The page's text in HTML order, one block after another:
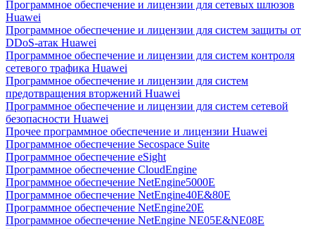
Программное обеспечение и лицензии для сетевых шлюзов
Huawei
Программное обеспечение и лицензии для систем защиты от
DDoS-атак Huawei
Программное обеспечение и лицензии для систем контроля
сетевого трафика Huawei
Программное обеспечение и лицензии для систем
предотвращения вторжений Huawei
Программное обеспечение и лицензии для систем сетевой
безопасности Huawei
Прочее программное обеспечение и лицензии Huawei
Программное обеспечение Secospace Suite
Программное обеспечение eSight
Программное обеспечение CloudEngine
Программное обеспечение NetEngine5000E
Программное обеспечение NetEngine40E&80E
Программное обеспечение NetEngine20E
Программное обеспечение NetEngine NE05E&NE08E